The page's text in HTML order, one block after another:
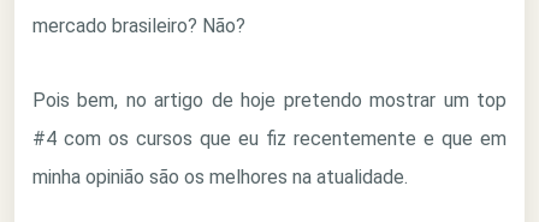
mercado brasileiro? Não?
Pois bem, no artigo de hoje pretendo mostrar um top
#4 com os cursos que eu fiz recentemente e que em
minha opinião são os melhores na atualidade.